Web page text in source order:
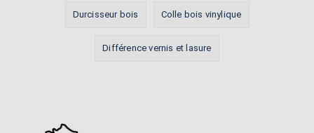
Durcisseur bois Colle bois vinylique
Différence vernis et lasure